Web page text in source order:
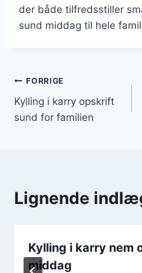
der både tilfredsstiller
sund middag til hele
FORRIGE
Kylling i karry opskrift
sund for familien
Lignende
Kylling i karry nem
middag